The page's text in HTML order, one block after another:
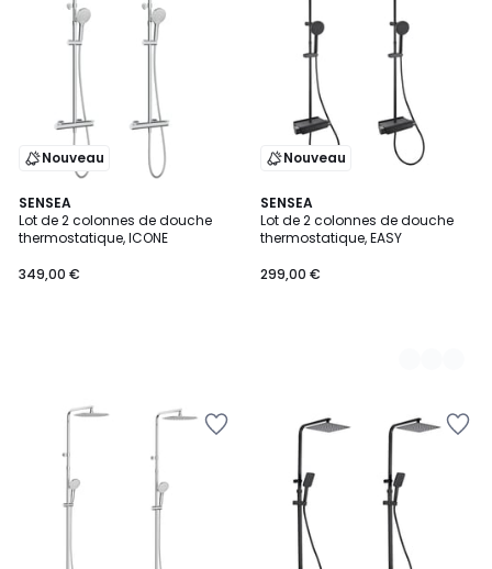
Nouveau
SENSEA
Lot de 2 colonnes de douche
thermostatique, ICONE
349,00 €
Nouveau
SENSEA
Lot de 2 colonnes de douche
thermostatique, EASY
299,00 €
2
Couleurs